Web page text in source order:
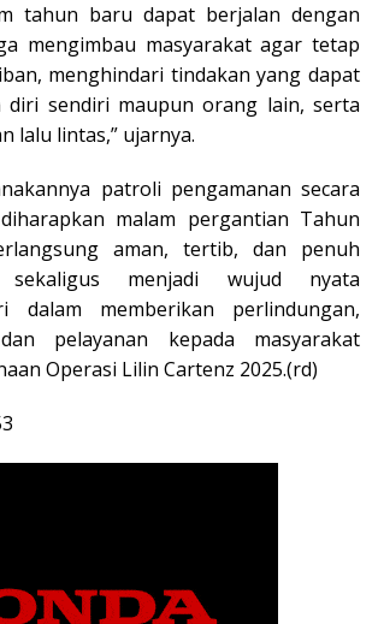
tahun baru dapat berjalan dengan
mengimbau masyarakat agar tetap
menghindari tindakan yang dapat
diri sendiri maupun orang lain, serta
lalu lintas,” ujarnya.
patroli pengamanan secara
malam pergantian Tahun
aman, tertib, dan penuh
sekaligus menjadi wujud nyata
dalam memberikan perlindungan,
pelayanan kepada masyarakat
Operasi Lilin Cartenz 2025.(rd)